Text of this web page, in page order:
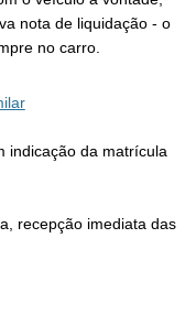
nota de liquidação - o
no carro.
indicação da matrícula
recepção imediata das